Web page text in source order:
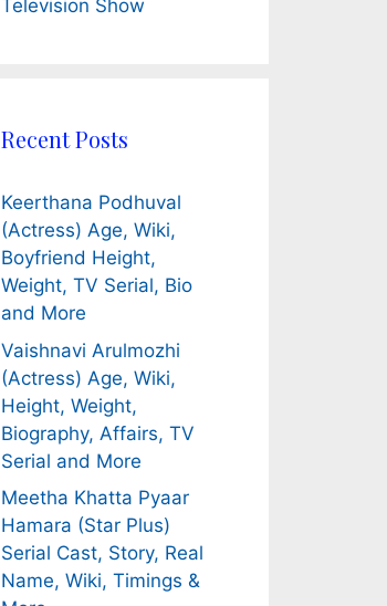
Television Show
Recent Posts
Keerthana Podhuval
(Actress) Age, Wiki,
Boyfriend Height,
Weight, TV Serial, Bio
and More
Vaishnavi Arulmozhi
(Actress) Age, Wiki,
Height, Weight,
Biography, Affairs, TV
Serial and More
Meetha Khatta Pyaar
Hamara (Star Plus)
Serial Cast, Story, Real
Name, Wiki, Timings &